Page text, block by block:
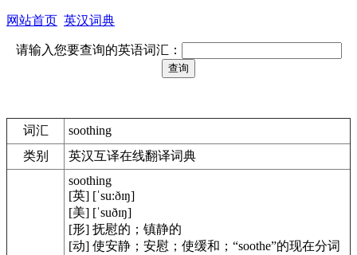
网站首页 英汉词典
请输入您要查询的英语词汇：
词汇
soothing
类别
英汉互译在线翻译词典
soothing
[英] [ˈsu:ðɪŋ]
[美] [ˈsuðɪŋ]
[形] 抚慰的；镇静的
[动] 使安静；安慰；使缓和；“soothe”的现在分词